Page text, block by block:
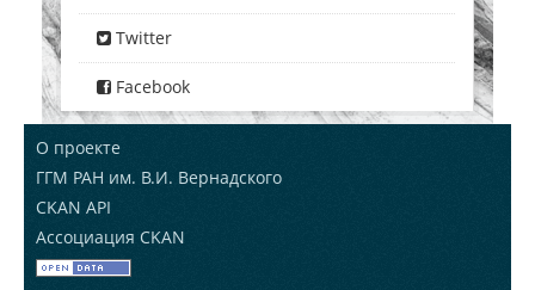
Twitter
Facebook
О проекте
ГГМ РАН им. В.И. Вернадского
CKAN API
Ассоциация CKAN